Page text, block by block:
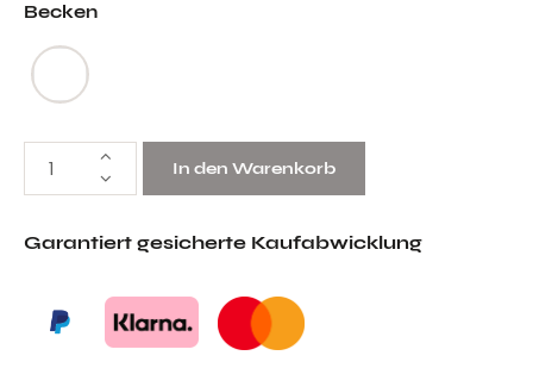
Becken
In den Warenkorb
Garantiert gesicherte Kaufabwicklung